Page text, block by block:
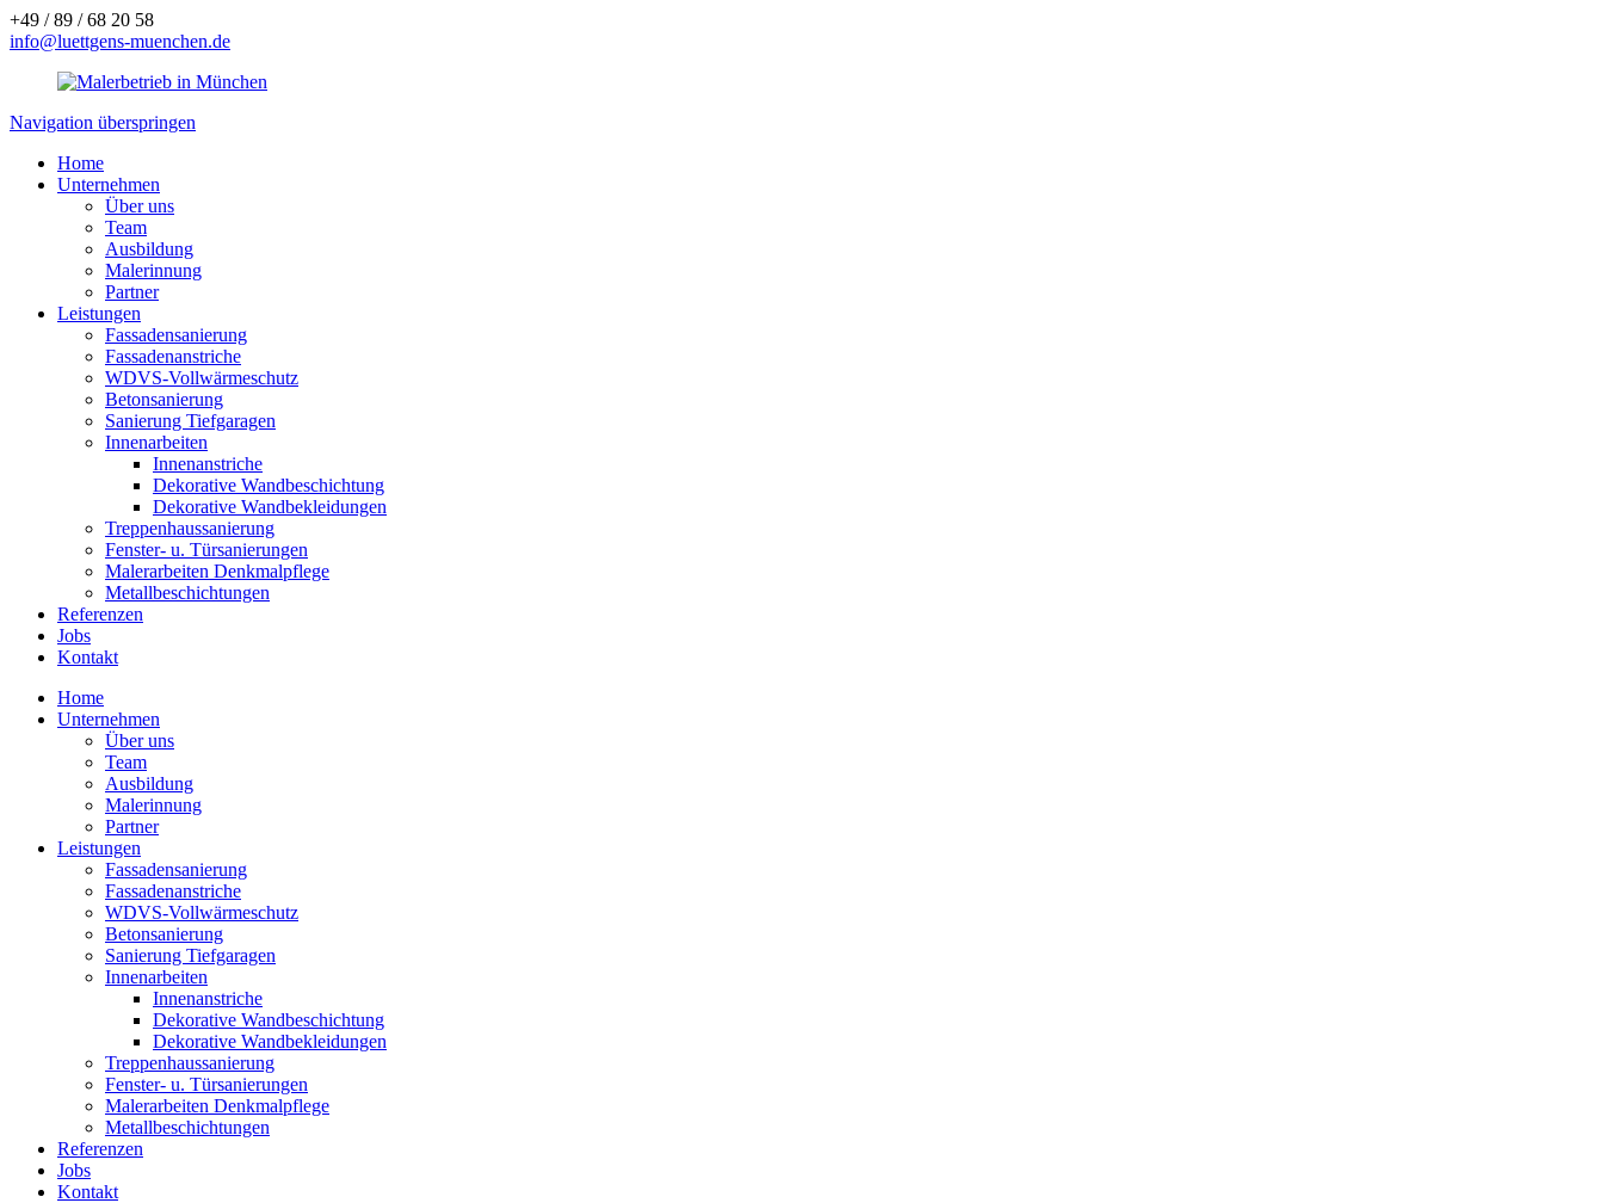
+49 / 89 / 68 20 58
info@luettgens-muenchen.de
Navigation überspringen
Home
Unternehmen
Über uns
Team
Ausbildung
Malerinnung
Partner
Leistungen
Fassadensanierung
Fassadenanstriche
WDVS-Vollwärmeschutz
Betonsanierung
Sanierung Tiefgaragen
Innenarbeiten
Innenanstriche
Dekorative Wandbeschichtung
Dekorative Wandbekleidungen
Treppenhaussanierung
Fenster- u. Türsanierungen
Malerarbeiten Denkmalpflege
Metallbeschichtungen
Referenzen
Jobs
Kontakt
Home
Unternehmen
Über uns
Team
Ausbildung
Malerinnung
Partner
Leistungen
Fassadensanierung
Fassadenanstriche
WDVS-Vollwärmeschutz
Betonsanierung
Sanierung Tiefgaragen
Innenarbeiten
Innenanstriche
Dekorative Wandbeschichtung
Dekorative Wandbekleidungen
Treppenhaussanierung
Fenster- u. Türsanierungen
Malerarbeiten Denkmalpflege
Metallbeschichtungen
Referenzen
Jobs
Kontakt